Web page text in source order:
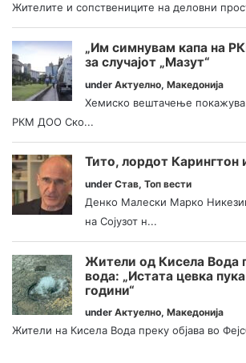
Жителите и сопствениците на деловни
„Им симнувам капа на
за случајот „Мазут“
under Актуелно, Македонија
Хемиско вештачење покажува
РКМ ДОО Ско...
Тито, лордот Карингтон
under Став, Топ вести
Денко Малески Марко
на Сојузот н...
Жители од Кисела Вода
вода: „Истата цевка
години“
under Актуелно, Македонија
Жители на Кисела Вода преку објава во